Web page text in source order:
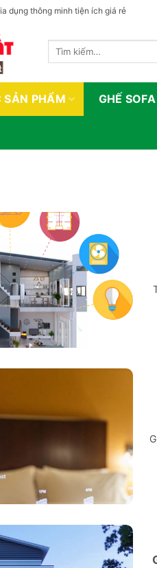
dụng thông minh tiện ích giá rẻ
Tìm
SẢN PHẨM GHẾ SOFA